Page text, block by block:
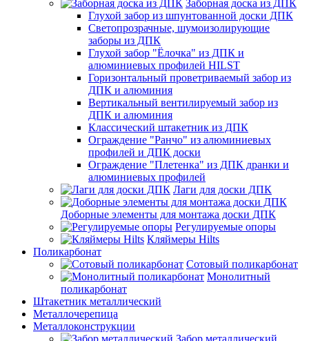
Заборная доска из ДПК
Глухой забор из шпунтованной доски ДПК
Светопрозрачные, шумоизолирующие
заборы из ДПК
Глухой забор "Ёлочка" из ДПК и
алюминиевых профилей HILST
Горизонтальный проветриваемый забор из
ДПК и алюминия
Вертикальный вентилируемый забор из
ДПК и алюминия
Классический штакетник из ДПК
Ограждение "Ранчо" из алюминиевых
профилей и ДПК доски
Ограждение "Плетенка" из ДПК дранки и
алюминиевых профилей
Лаги для доски ДПК
Доборные элементы для монтажа доски ДПК
Регулируемые опоры
Кляймеры Hilts
Поликарбонат
Сотовый поликарбонат
Монолитный
поликарбонат
Штакетник металлический
Металлочерепица
Металлоконструкции
Забор металлический